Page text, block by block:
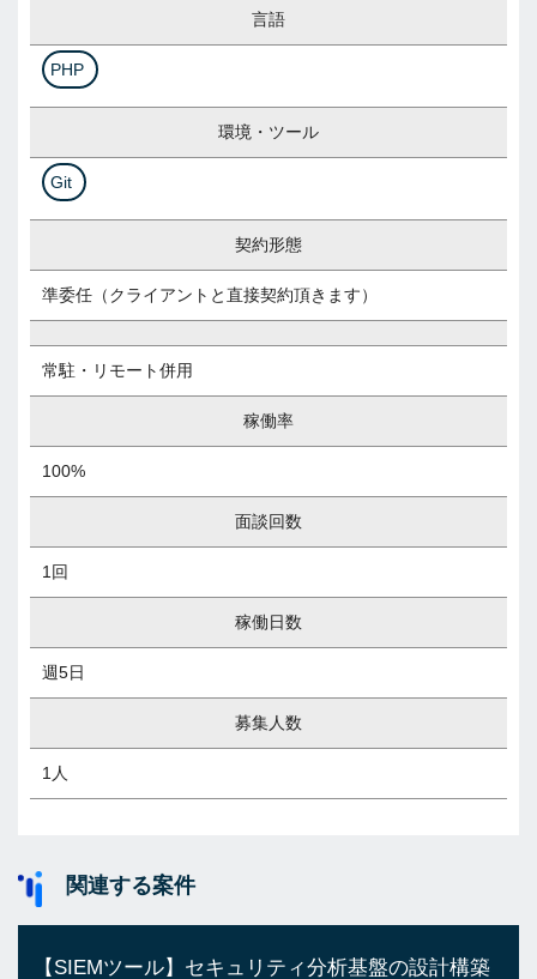
言語
PHP
環境・ツール
Git
契約形態
準委任（クライアントと直接契約頂きます）
常駐・リモート併用
稼働率
100%
面談回数
1回
稼働日数
週5日
募集人数
1人
関連する案件
【SIEMツール】セキュリティ分析基盤の設計構築